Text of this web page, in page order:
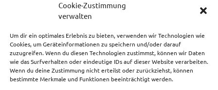
Cookie-Zustimmung
verwalten
Um dir ein optimales Erlebnis zu bieten, verwenden wir Technologien wie
Cookies, um Geräteinformationen zu speichern und/oder darauf
zuzugreifen. Wenn du diesen Technologien zustimmst, können wir Daten
wie das Surfverhalten oder eindeutige IDs auf dieser Website verarbeiten.
Wenn du deine Zustimmung nicht erteilst oder zurückziehst, können
bestimmte Merkmale und Funktionen beeinträchtigt werden.
NEWSLETTERANMELDUNG